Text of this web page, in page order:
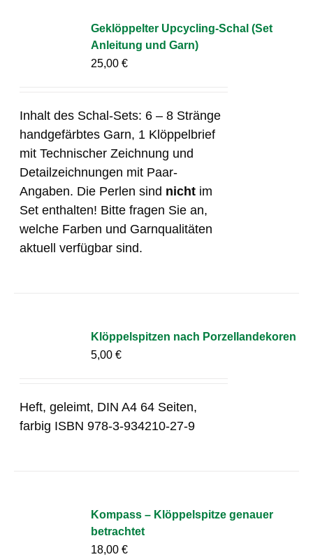
Geklöppelter Upcycling-Schal (Set
Anleitung und Garn)
25,00€
Inhalt des Schal-Sets: 6 – 8 Stränge
handgefärbtes Garn, 1 Klöppelbrief
mit Technischer Zeichnung und
Detailzeichnungen mit Paar-
Angaben. Die Perlen sind nicht im
Set enthalten! Bitte fragen Sie an,
welche Farben und Garnqualitäten
aktuell verfügbar sind.
Klöppelspitzen nach Porzellandekoren
5,00€
Heft, geleimt, DIN A4 64 Seiten,
farbig ISBN 978-3-934210-27-9
Kompass – Klöppelspitze genauer
betrachtet
18,00€